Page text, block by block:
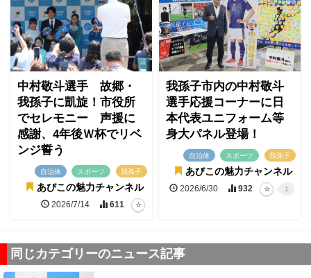
中村敬斗選手 故郷・
我孫子に凱旋！市役所
でセレモニー 声援に
感謝、4年後Ｗ杯でリベ
ンジ誓う
自治体 スポーツ 我孫子
あびこの魅力チャンネル
2026/7/14 611
我孫子市内の中村敬斗
選手応援コーナーに日
本代表ユニフォーム等
身大パネル登場！
自治体 スポーツ 我孫子
あびこの魅力チャンネル
2026/6/30 932 1
同じカテゴリーのニュース記事